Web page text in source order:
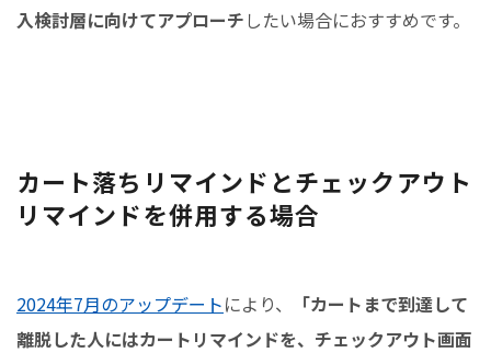
入検討層に向けてアプローチ したい場合におすすめです。
カート落ちリマインドとチェックアウト
リマインドを併用する場合
2024年7月のアップデートにより、
「カートまで到達して
離脱した人にはカートリマインドを、チェックアウト画面